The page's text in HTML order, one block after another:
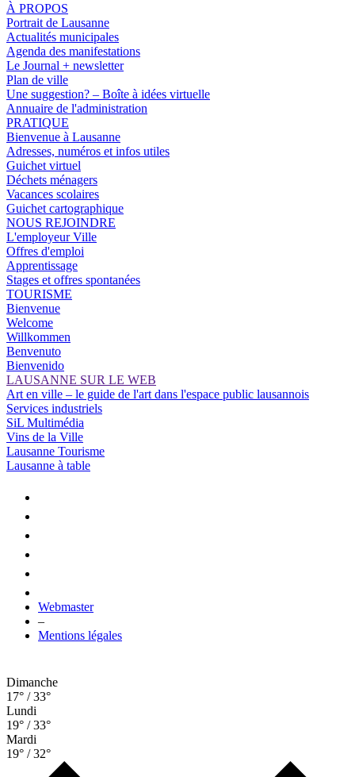
À PROPOS
Portrait de Lausanne
Actualités municipales
Agenda des manifestations
Le Journal + newsletter
Plan de ville
Une suggestion? – Boîte à idées virtuelle
Annuaire de l'administration
PRATIQUE
Bienvenue à Lausanne
Adresses, numéros et infos utiles
Guichet virtuel
Déchets ménagers
Vacances scolaires
Guichet cartographique
NOUS REJOINDRE
L'employeur Ville
Offres d'emploi
Apprentissage
Stages et offres spontanées
TOURISME
Bienvenue
Welcome
Willkommen
Benvenuto
Bienvenido
LAUSANNE SUR LE WEB
Art en ville – le guide de l'art dans l'espace public lausannois
Services industriels
SiL Multimédia
Vins de la Ville
Lausanne Tourisme
Lausanne à table
Webmaster
–
Mentions légales
Dimanche
17° / 33°
Lundi
19° / 33°
Mardi
19° / 32°